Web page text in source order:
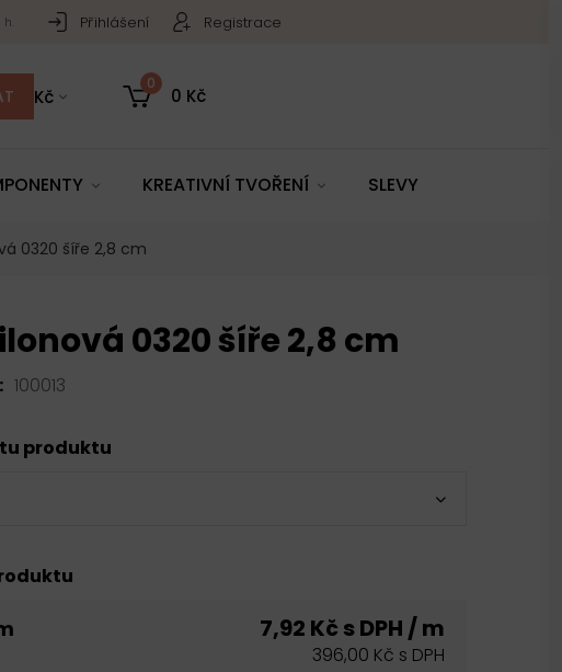
Přihlášení Registrace
Kč
0
0 Kč
KREATIVNÍ TVOŘENÍ SLEVY
0320 šíře 2,8 cm
0320 šíře 2,8 cm
100013
produktu
7,92 Kč s DPH / m
396,00 Kč s DPH